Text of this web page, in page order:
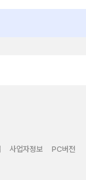
사업자정보 PC버전